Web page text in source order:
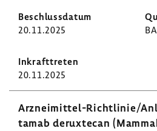
20.11.2025
20.11.2025
Arzneimittel-​Richtlinie/
tamab derux­tecan